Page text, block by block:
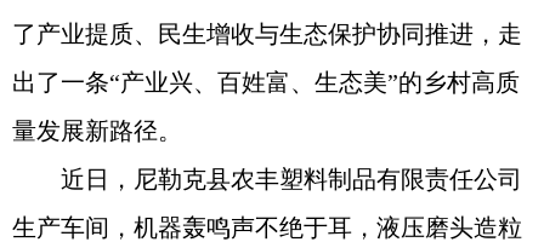
了产业提质、民生增收与生态保护协同推进，走
出了一条“产业兴、百姓富、生态美”的乡村高质
量发展新路径。
近日，尼勒克县农丰塑料制品有限责任公司
生产车间，机器轰鸣声不绝于耳，液压磨头造粒